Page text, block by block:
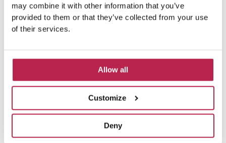
may combine it with other information that you’ve
provided to them or that they’ve collected from your use
of their services.
Allow all
Customize
Deny
Taxi San José: (0034) 971 800080
971340074
Taxi Santa Eulalia: (0034) 971 333333 / (0034)
Taxi Sant Juan: (0034) 971 333333